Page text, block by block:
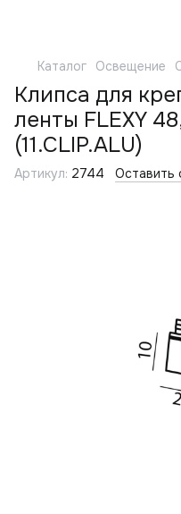
Каталог Освещение
Клипса для
ленты FLEXY
(11.CLIP.ALU)
Артикул: 2744 Оставить